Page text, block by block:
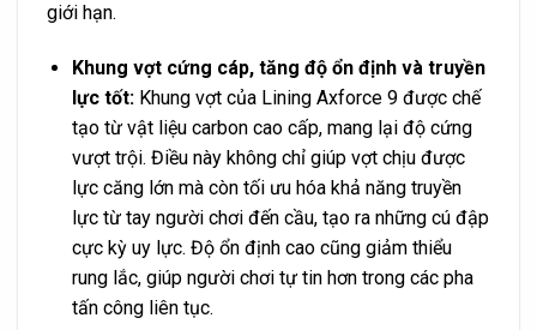
giới hạn.
Khung vợt cứng cáp, tăng độ ổn định và truyền
lực tốt:Khung vợt của Lining Axforce 9 được chế
tạo từ vật liệu carbon cao cấp, mang lại độ cứng
vượt trội. Điều này không chỉ giúp vợt chịu được
lực căng lớn mà còn tối ưu hóa khả năng truyền
lực từ tay người chơi đến cầu, tạo ra những cú đập
cực kỳ uy lực. Độ ổn định cao cũng giảm thiểu
rung lắc, giúp người chơi tự tin hơn trong các pha
tấn công liên tục.